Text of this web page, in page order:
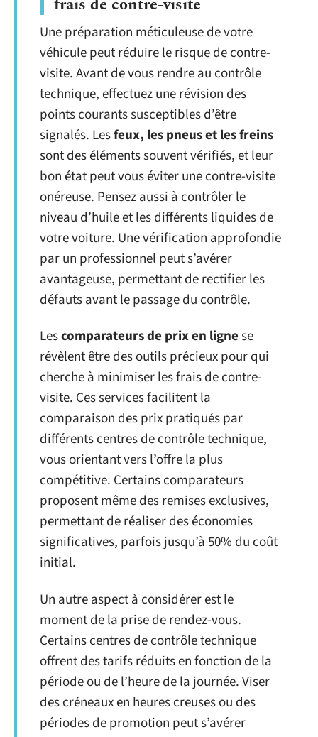
Une préparation méticuleuse de votre
véhicule peut réduire le risque de contre-
visite. Avant de vous rendre au contrôle
technique, effectuez une révision des
points courants susceptibles d’être
signalés. Lesfeux, les pneus et les freins
sont des éléments souvent vérifiés, et leur
bon état peut vous éviter une contre-visite
onéreuse. Pensez aussi à contrôler le
niveau d’huile et les différents liquides de
votre voiture. Une vérification approfondie
par un professionnel peut s’avérer
avantageuse, permettant de rectifier les
défauts avant le passage du contrôle.
Lescomparateurs de prix en lignese
révèlent être des outils précieux pour qui
cherche à minimiser les frais de contre-
visite. Ces services facilitent la
comparaison des prix pratiqués par
différents centres de contrôle technique,
vous orientant vers l’offre la plus
compétitive. Certains comparateurs
proposent même des remises exclusives,
permettant de réaliser des économies
significatives, parfois jusqu’à 50% du coût
initial.
Un autre aspect à considérer est le
moment de la prise de rendez-vous.
Certains centres de contrôle technique
offrent des tarifs réduits en fonction de la
période ou de l’heure de la journée. Viser
des créneaux en heures creuses ou des
périodes de promotion peut s’avérer